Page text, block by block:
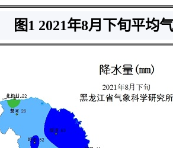
图1 2021年8月下旬平均